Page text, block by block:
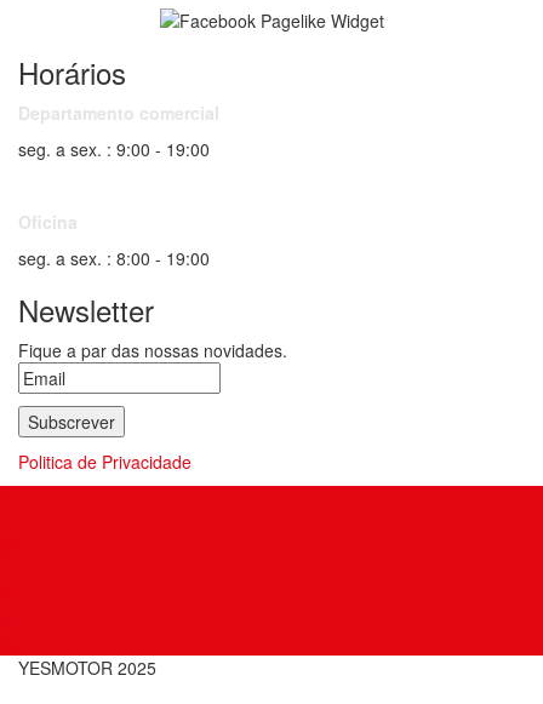
Horários
Departamento comercial
seg. a sex. : 9:00 - 19:00
Oficina
seg. a sex. : 8:00 - 19:00
Newsletter
Fique a par das nossas novidades.
Politica de Privacidade
YESMOTOR 2025